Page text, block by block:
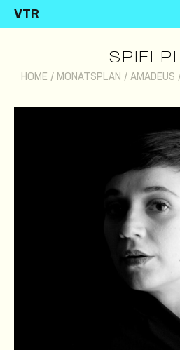
VTR
HOME / MONATSPLAN / AMADEUS